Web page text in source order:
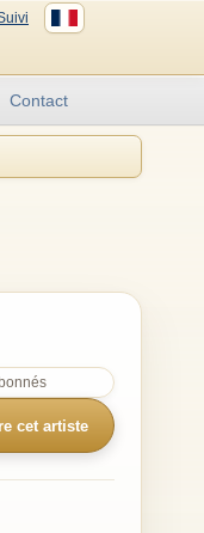
Contact
cet artiste